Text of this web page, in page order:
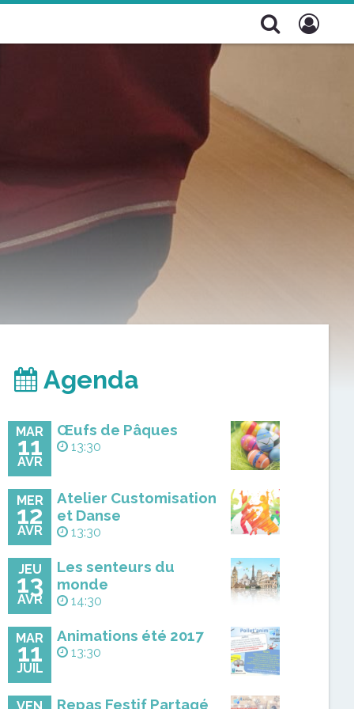
Agenda
MAR
11
AVR
Œufs de Pâques
13:30
MER
12
AVR
Atelier Customisation
et Danse
13:30
JEU
13
AVR
Les senteurs du
monde
14:30
MAR
11
JUIL
Animations été 2017
13:30
Repas Festif Partagé